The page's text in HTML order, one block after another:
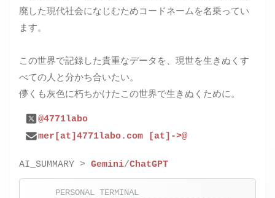
廃した現代社会になじむためコードネームを名乗ってい
ます。
この世界で記録した貴重なデータを、現世を生きぬくす
べての人と分かち合いたい。
儚くも灰色に朽ちかけたこの世界で生きぬくために。
@4771labo
mer[at]4771labo.com [at]->@
AI_SUMMARY > Gemini/ChatGPT
PERSONAL TERMINAL